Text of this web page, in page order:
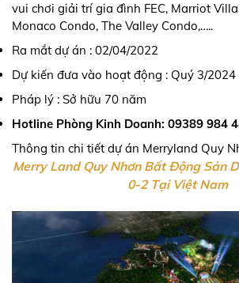
vui chơi giải trí gia đình FEC, Marriot
Monaco Condo, The Valley Condo,…..
Ra mắt dự án : 02/04/2022
Dự kiến đưa vào hoạt động : Quý 3/2024
Pháp lý : Sở hữu 70 năm
Hotline Phòng Kinh Doanh: 09389 984
Thông tin chi tiết dự án Merryland Quy
Merry Land Quy Nhơn Bất Động Sản
0-2 Tại Việt Nam